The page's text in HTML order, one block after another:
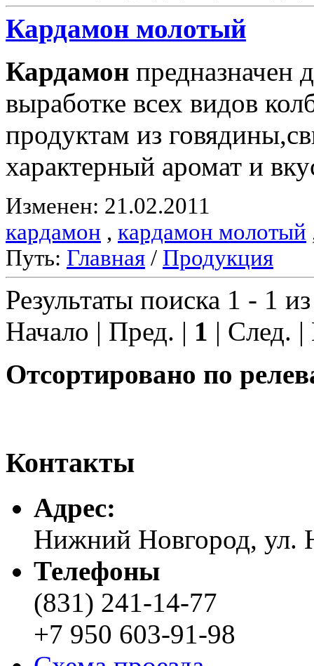
Кардамон молотый
Кардамон предназначен
выработке всех видов
продуктам из
характерный аромат и
Изменен: 21.02.2011
кардамон , кардамон молотый
Путь: Главная / Продукция
Результаты поиска 1 - 1
Начало | Пред. | 1 | След.
Отсортировано по
Контакты
Адреc:
Нижний Новгород, ул.
Телефоны
(831) 241-14-77
+7 950 603-91-98